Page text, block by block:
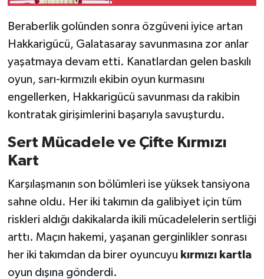
Beraberlik golünden sonra özgüveni iyice artan
Hakkarigücü, Galatasaray savunmasına zor anlar
yaşatmaya devam etti. Kanatlardan gelen baskılı
oyun, sarı-kırmızılı ekibin oyun kurmasını
engellerken, Hakkarigücü savunması da rakibin
kontratak girişimlerini başarıyla savuşturdu.
Sert Mücadele ve Çifte Kırmızı
Kart
Karşılaşmanın son bölümleri ise yüksek tansiyona
sahne oldu. Her iki takımın da galibiyet için tüm
riskleri aldığı dakikalarda ikili mücadelelerin sertliği
arttı. Maçın hakemi, yaşanan gerginlikler sonrası
her iki takımdan da birer oyuncuyu kırmızı kartla
oyun dışına gönderdi.